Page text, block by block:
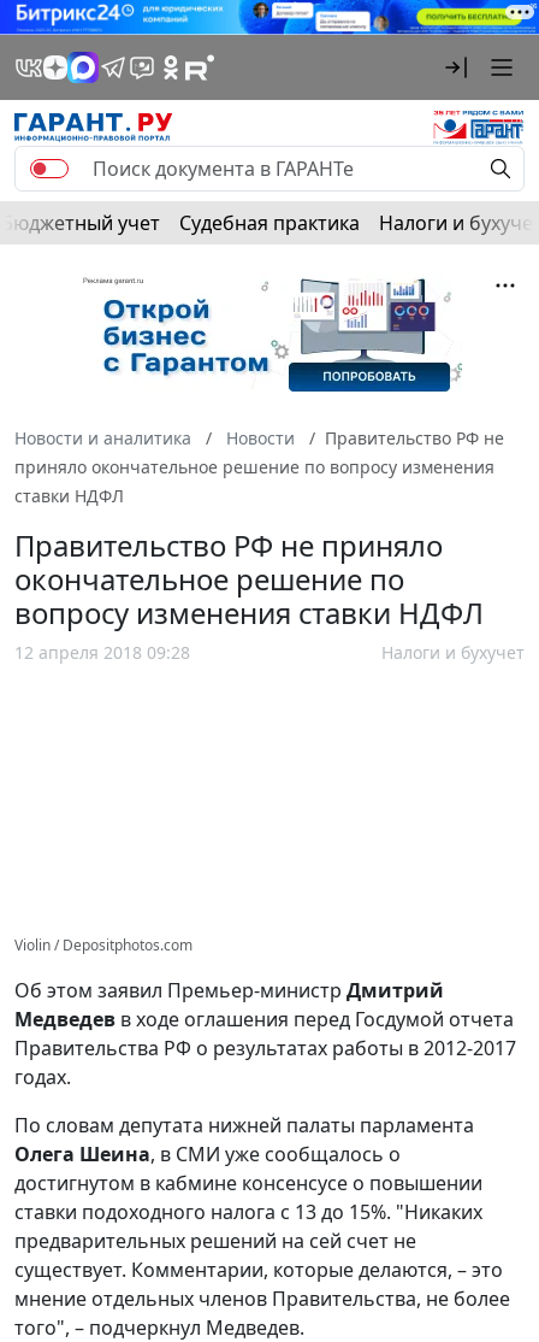
Бюджетный учет Судебная практика Налоги и
Новости и аналитика Новости
Правительство РФ не
приняло окончательное решение по вопросу изменения
ставки НДФЛ
Правительство РФ не приняло
окончательное решение по
вопросу изменения ставки НДФЛ
12 апреля 2018 09:28 Налоги и бухучет
Violin / Depositphotos.com
Об этом заявил Премьер-министр Дмитрий
Медведев в ходе оглашения перед Госдумой отчета
Правительства РФ о результатах работы в 2012-2017
годах.
По словам депутата нижней палаты парламента
Олега Шеина, в СМИ уже сообщалось о
достигнутом в кабмине консенсусе о повышении
ставки подоходного налога с 13 до 15%. "Никаких
предварительных решений на сей счет не
существует. Комментарии, которые делаются, – это
мнение отдельных членов Правительства, не более
того", – подчеркнул Медведев.